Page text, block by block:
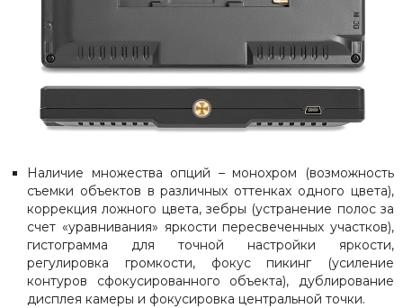
Наличие множества опций – монохром (возможность
съемки объектов в различных оттенках одного цвета),
коррекция ложного цвета, зебры (устранение полос за
счет «уравнивания» яркости пересвеченных участков),
гистограмма для точной настройки яркости,
регулировка громкости, фокус пикинг (усиление
контуров сфокусированного объекта), дублирование
дисплея камеры и фокусировка центральной точки.